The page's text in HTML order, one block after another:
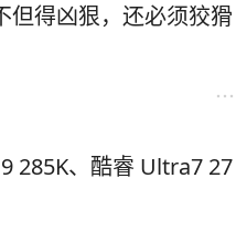
但得凶狠，还必须狡猾
285K、酷睿 Ultra7 27